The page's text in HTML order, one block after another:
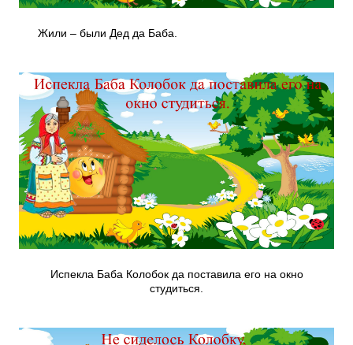
Жили – были Дед да Баба.
Испекла Баба Колобок да поставила его на окно
студиться.